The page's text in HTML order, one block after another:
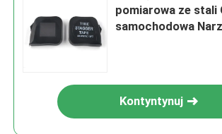
pomiarowa ze stali
samochodowa
Kontyntynuj